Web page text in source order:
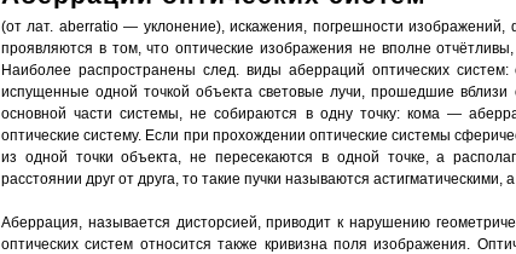
(от лат. aberratio — уклонение), искажения, погрешности
проявляются в том, что оптические изображения не вполне
Наиболее распространены след. виды аберраций оптических
испущенные одной точкой объекта световые лучи, прошедшие
основной части системы, не собираются в одну точку: кома —
оптические систему. Если при прохождении оптические системы
из одной точки объекта, не пересекаются в одной точке, а
расстоянии друг от друга, то такие пучки называются
Аберрация, называется дисторсией, приводит к нарушению
оптических систем относится также кривизна поля изображения.